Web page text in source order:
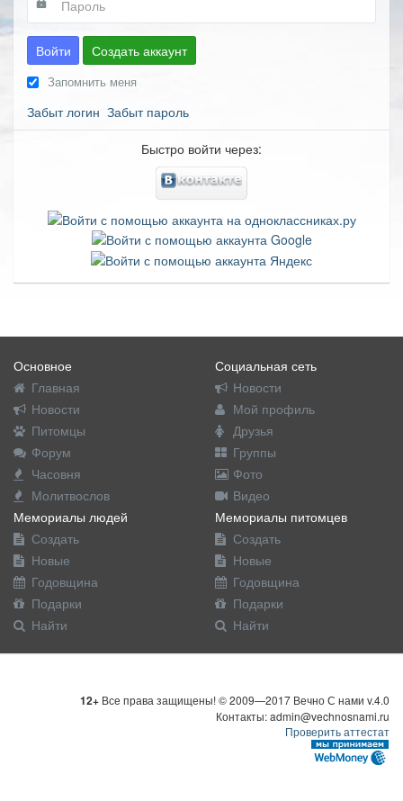
Войти Создать аккаунт
Запомнить меня
Забыт логин Забыт пароль
Быстро войти через:
Основное
Главная
Новости
Питомцы
Форум
Часовня
Молитвослов
Социальная сеть
Новости
Мой профиль
Друзья
Группы
Фото
Видео
Мемориалы людей
Создать
Новые
Годовщина
Подарки
Найти
Мемориалы питомцев
Создать
Новые
Годовщина
Подарки
Найти
12+ Все права защищены! © 2009—2017 Вечно С нами v.4.0
Контакты: admin@vechnosnami.ru
Проверить аттестат